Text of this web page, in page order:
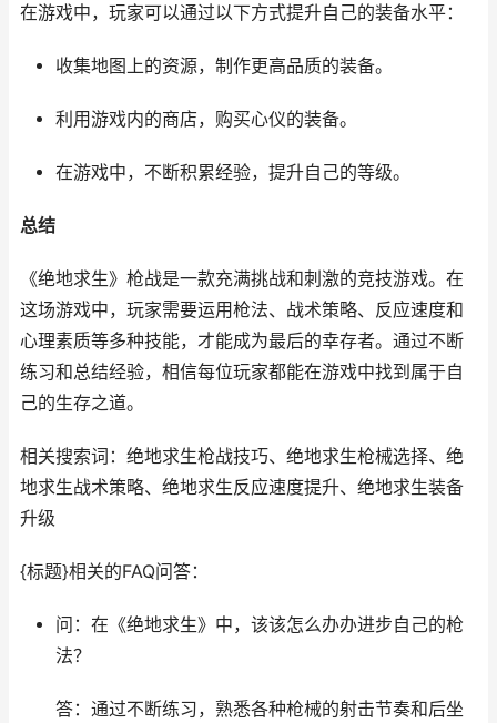
在游戏中，玩家可以通过以下方式提升自己的装备水平：
收集地图上的资源，制作更高品质的装备。
利用游戏内的商店，购买心仪的装备。
在游戏中，不断积累经验，提升自己的等级。
总结
《绝地求生》枪战是一款充满挑战和刺激的竞技游戏。在
这场游戏中，玩家需要运用枪法、战术策略、反应速度和
心理素质等多种技能，才能成为最后的幸存者。通过不断
练习和总结经验，相信每位玩家都能在游戏中找到属于自
己的生存之道。
相关搜索词：绝地求生枪战技巧、绝地求生枪械选择、绝
地求生战术策略、绝地求生反应速度提升、绝地求生装备
升级
{标题}相关的FAQ问答：
问：在《绝地求生》中，该该怎么办办进步自己的枪
法？
答：通过不断练习，熟悉各种枪械的射击节奏和后坐